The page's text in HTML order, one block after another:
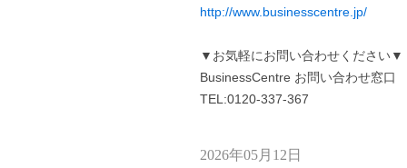
http://www.businesscentre.jp/
▼お気軽にお問い合わせください▼
BusinessCentre お問い合わせ窓口
TEL:0120-337-367
2026年05月12日